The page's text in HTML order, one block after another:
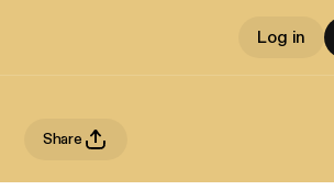
Log in
Share